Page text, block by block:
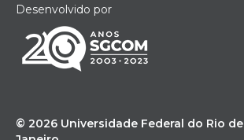
Desenvolvido por
© 2026 Universidade Federal do Rio de